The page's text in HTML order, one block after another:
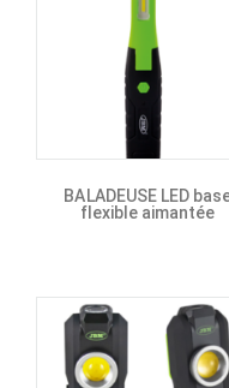
BALADEUSE LED
flexible aimantée